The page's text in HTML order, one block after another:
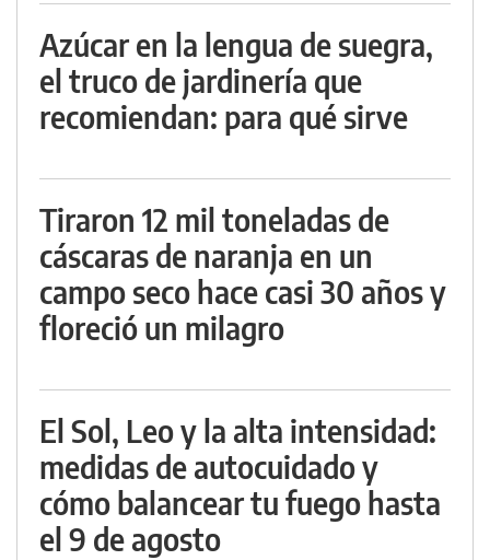
Azúcar en la lengua de suegra,
el truco de jardinería que
recomiendan: para qué sirve
Tiraron 12 mil toneladas de
cáscaras de naranja en un
campo seco hace casi 30 años y
floreció un milagro
El Sol, Leo y la alta intensidad:
medidas de autocuidado y
cómo balancear tu fuego hasta
el 9 de agosto